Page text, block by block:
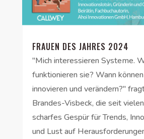
FRAUEN DES JAHRES 2024
"Mich interessieren Systeme.
funktionieren sie? Wann
innovieren und verändern?"
Brandes-Visbeck, die seit
scharfes Gespür für Trends,
und Lust auf